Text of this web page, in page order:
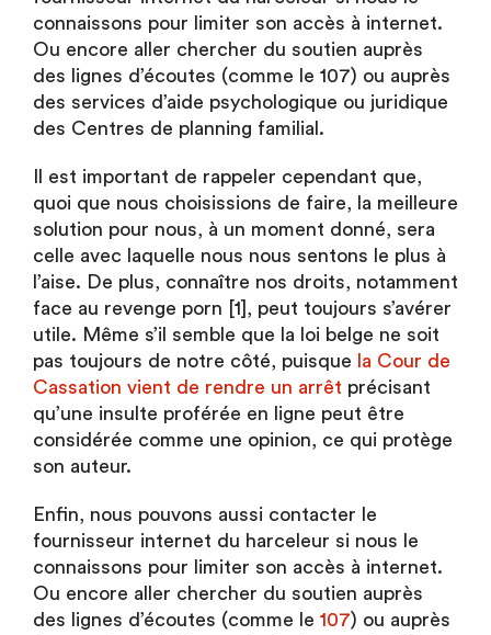
connaissons pour limiter son accès à internet.
Ou encore aller chercher du soutien auprès
des lignes d’écoutes (comme le 107) ou auprès
des services d’aide psychologique ou juridique
des Centres de planning familial.
Il est important de rappeler cependant que,
quoi que nous choisissions de faire, la meilleure
solution pour nous, à un moment donné, sera
celle avec laquelle nous nous sentons le plus à
l’aise. De plus, connaître nos droits, notamment
face au revenge porn [1], peut toujours s’avérer
utile. Même s’il semble que la loi belge ne soit
pas toujours de notre côté, puisque
la Cour de
Cassation vient de rendre un arrêt précisant
qu’une insulte proférée en ligne peut être
considérée comme une opinion, ce qui protège
son auteur.
Enfin, nous pouvons aussi contacter le
fournisseur internet du harceleur si nous le
connaissons pour limiter son accès à internet.
Ou encore aller chercher du soutien auprès
des lignes d’écoutes (comme le 107) ou auprès